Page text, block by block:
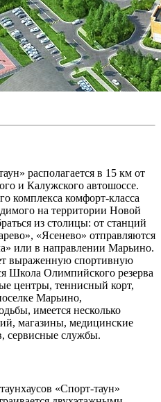
располагается в 15 км от
и Калужского автошоссе.
комплекса комфорт-класса
на территории Новой
из столицы: от станций
«Ясенево» отправляются
или в направлении Марьино.
выраженную спортивную
Школа Олимпийского резерва
центры, теннисный корт,
Марьино,
имеется несколько
магазины, медицинские
сервисные службы.
«Спорт-таун»